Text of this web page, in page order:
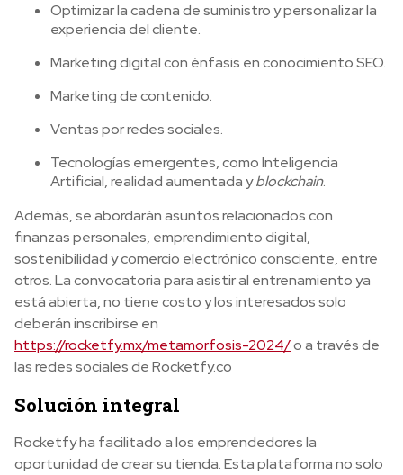
Optimizar la cadena de suministro y personalizar la
experiencia del cliente.
Marketing digital con énfasis en conocimiento SEO.
Marketing de contenido.
Ventas por redes sociales.
Tecnologías emergentes, como Inteligencia
Artificial, realidad aumentada yblockchain.
Además, se abordarán asuntos relacionados con
finanzas personales, emprendimiento digital,
sostenibilidad y comercio electrónico consciente, entre
otros. La convocatoria para asistir al entrenamiento ya
está abierta, no tiene costo y los interesados solo
deberán inscribirse en
https://rocketfy.mx/metamorfosis-2024/o a través de
las redes sociales de Rocketfy.co
Solución integral
Rocketfy ha facilitado a los emprendedores la
oportunidad de crear su tienda. Esta plataforma no solo